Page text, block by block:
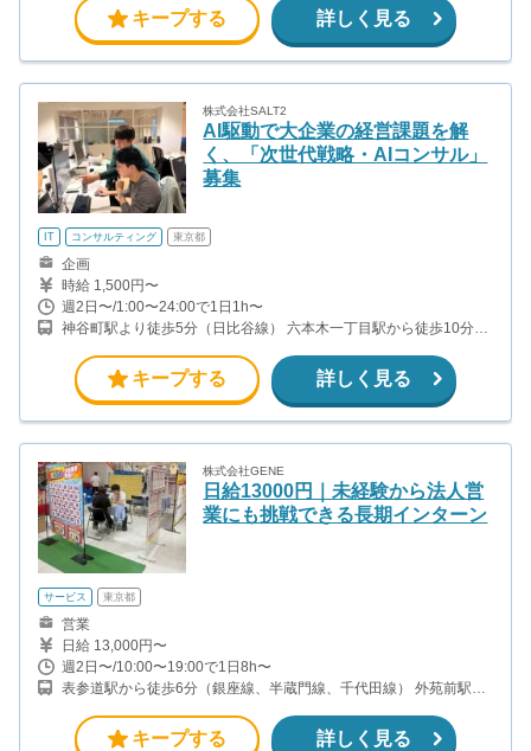
キープする 詳しく見る
株式会社SALT2
AI駆動で大企業の経営課題を解
く、「次世代戦略・AIコンサル」
募集
IT コンサルティング 東京都
企画
時給 1,500円〜
週2日〜/1:00〜24:00で1日1h〜
神谷町駅より徒歩5分（日比谷線） 六本木一丁目駅から徒歩10分
キープする 詳しく見る
株式会社GENE
日給13000円｜未経験から法人営
業にも挑戦できる長期インターン
サービス 東京都
営業
日給 13,000円〜
週2日〜/10:00〜19:00で1日8h〜
表参道駅から徒歩6分（銀座線、半蔵門線、千代田線） 外苑前駅か
キープする 詳しく見る